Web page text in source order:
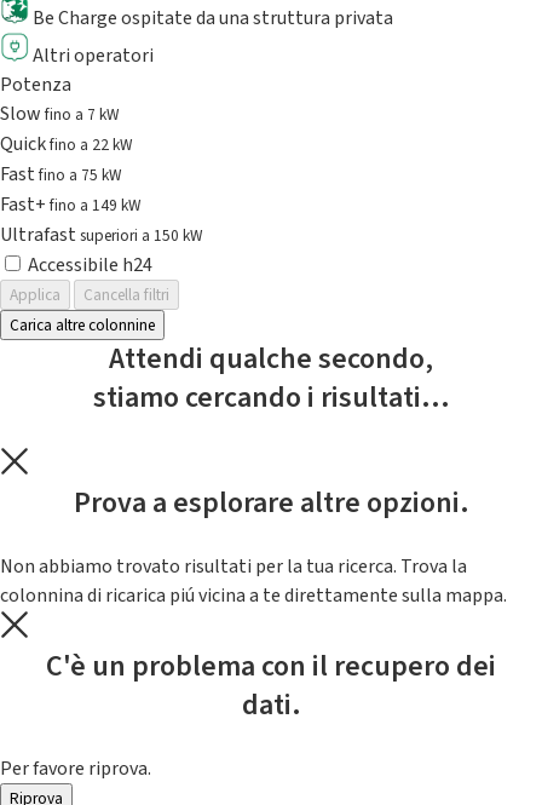
Be Charge ospitate da una struttura privata
Altri operatori
Potenza
Slowfino a 7 kW
Quickfino a 22 kW
Fastfino a 75 kW
Fast+fino a 149 kW
Ultrafast superiori a 150 kW
Accessibile h24
Applica
Cancella filtri
Carica altre colonnine
Attendi qualche secondo,
stiamo cercando i risultati...
Prova a esplorare altre opzioni.
Non abbiamo trovato risultati per la tua ricerca. Trova la
colonnina di ricarica piú vicina a te direttamente sulla mappa.
C'è un problema con il recupero dei
dati.
Per favore riprova.
Riprova